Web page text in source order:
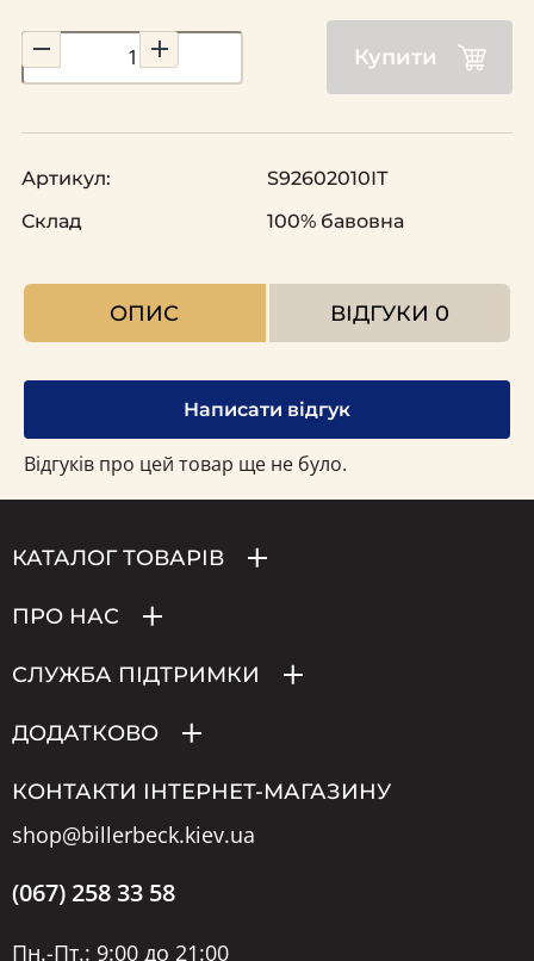
Купити
Артикул:
S92602010ІТ
Склад
100% бавовна
ОПИС ВІДГУКИ 0
Написати відгук
Відгуків про цей товар ще не було.
КАТАЛОГ ТОВАРІВ
ПРО НАС
СЛУЖБА ПІДТРИМКИ
ДОДАТКОВО
КОНТАКТИ ІНТЕРНЕТ-МАГАЗИНУ
shop@billerbeck.kiev.ua
(067) 258 33 58
Пн.-Пт.: 9:00 до 21:00